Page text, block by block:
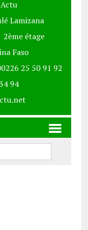
Lamizana
étage
Faso
25 50 91 92
94